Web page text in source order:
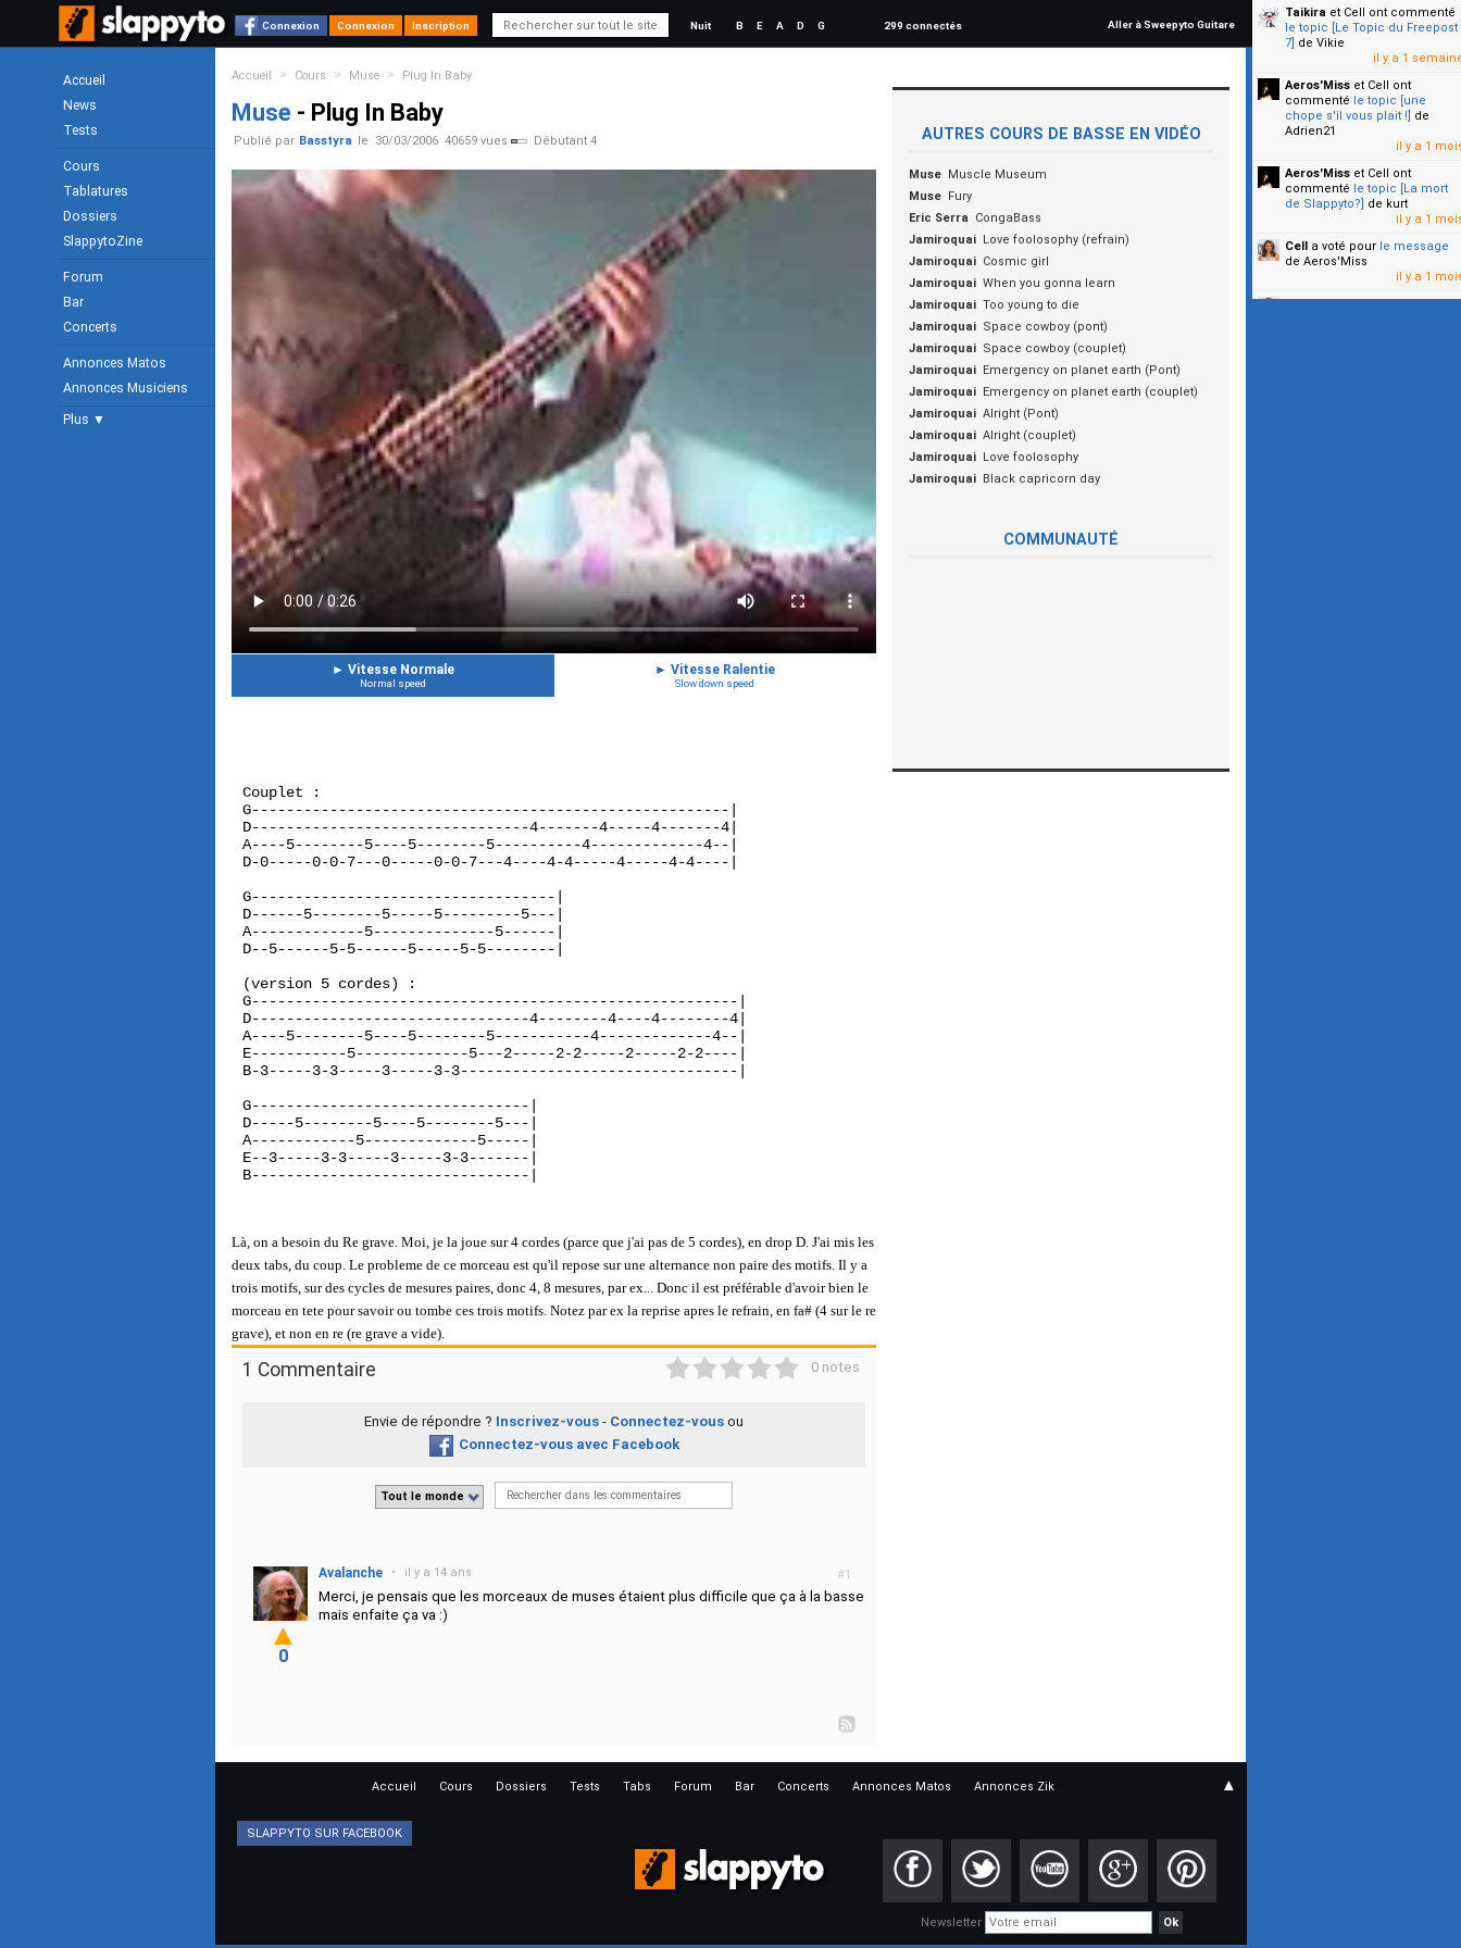
Connexion Connexion Inscription Nuit B E A D G 299 connectés Aller à Sweepyto Guitare
Accueil
News
Tests
Cours
Tablatures
Dossiers
SlappytoZine
Forum
Bar
Concerts
Annonces Matos
Annonces Musiciens
Plus ▼
Accueil > Cours > Muse > Plug In Baby
Muse - Plug In Baby
Publié par Basstyra le 30/03/2006 40659 vues Débutant 4
► Vitesse Normale
Normal speed
► Vitesse Ralentie
Slow down speed
Couplet :
G-------------------------------------------------------|
D--------------------------------4-------4-----4-------4|
A----5--------5----5--------5----------4-------------4--|
D-0-----0-0-7---0-----0-0-7---4----4-4-----4-----4-4----|
G-----------------------------------|
D------5--------5-----5---------5---|
A-------------5--------------5------|
D--5------5-5------5-----5-5--------|
(version 5 cordes) :
G--------------------------------------------------------|
D--------------------------------4--------4----4--------4|
A----5--------5----5--------5-----------4-------------4--|
E-----------5-------------5---2-----2-2-----2-----2-2----|
B-3-----3-3-----3-----3-3--------------------------------|
G--------------------------------|
D-----5--------5----5--------5---|
A------------5-------------5-----|
E--3-----3-3-----3-----3-3-------|
B--------------------------------|
Là, on a besoin du Re grave. Moi, je la joue sur 4 cordes (parce que j'ai pas de 5 cordes), en drop D. J'ai mis les
deux tabs, du coup. Le probleme de ce morceau est qu'il repose sur une alternance non paire des motifs. Il y a
trois motifs, sur des cycles de mesures paires, donc 4, 8 mesures, par ex... Donc il est préférable d'avoir bien le
morceau en tete pour savoir ou tombe ces trois motifs. Notez par ex la reprise apres le refrain, en fa# (4 sur le re
grave), et non en re (re grave a vide).
1 Commentaire 0 notes
Envie de répondre ? Inscrivez-vous - Connectez-vous ou
Connectez-vous avec Facebook
Tout le monde
#1
Avalanche • il y a 14 ans
Merci, je pensais que les morceaux de muses étaient plus difficile que ça à la basse
mais enfaite ça va :)
0
AUTRES COURS DE BASSE EN VIDÉO
Muse Muscle Museum
Muse Fury
Eric Serra
CongaBass
Jamiroquai Love foolosophy (refrain)
Jamiroquai Cosmic girl
Jamiroquai When you gonna learn
Jamiroquai Too young to die
Jamiroquai Space cowboy (pont)
Jamiroquai Space cowboy (couplet)
Jamiroquai Emergency on planet earth (Pont)
Jamiroquai Emergency on planet earth (couplet)
Jamiroquai Alright (Pont)
Jamiroquai Alright (couplet)
Jamiroquai Love foolosophy
Jamiroquai Black capricorn day
COMMUNAUTÉ
Taikira et Cell ont commenté
le topic [Le Topic du Freepost
7] de Vikie
il y a 1
Aeros'Miss et Cell ont
commenté le topic [une
chope s'il vous plait !] de
Adrien21
il y a 1
Aeros'Miss et Cell ont
commenté le topic [La mort
de Slappyto?] de kurt
il y a 1
Cell a voté pour le message
de Aeros'Miss
il y a 1
Cella voté pourle message
Accueil Cours Dossiers Tests Tabs Forum Bar Concerts Annonces Matos Annonces Zik ▲
SLAPPYTO SUR FACEBOOK
Newsletter